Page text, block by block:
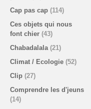
Cap pas cap (114)
Ces objets qui nous
font chier (43)
Chabadalala (21)
Climat / Ecologie (52)
Clip (27)
Comprendre les d'jeuns
(14)